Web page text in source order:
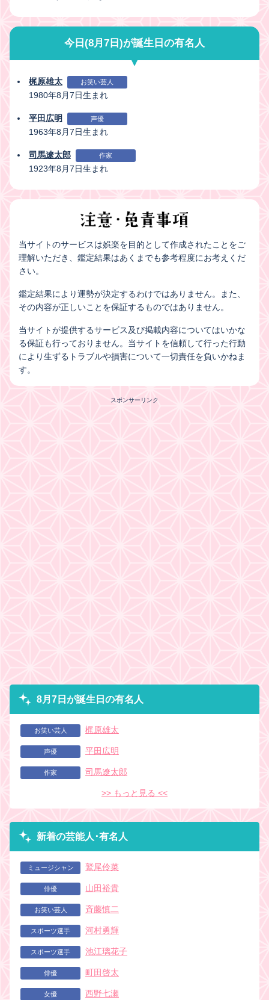
今日(8月7日)が誕生日の有名人
梶原雄太 お笑い芸人
1980年8月7日生まれ
平田広明 声優
1963年8月7日生まれ
司馬遼太郎 作家
1923年8月7日生まれ
当サイトのサービスは娯楽を目的として作成されたことをご
理解いただき、鑑定結果はあくまでも参考程度にお考えくだ
さい。
鑑定結果により運勢が決定するわけではありません。また、
その内容が正しいことを保証するものではありません。
当サイトが提供するサービス及び掲載内容についてはいかな
る保証も行っておりません。当サイトを信頼して行った行動
により生ずるトラブルや損害について一切責任を負いかねま
す。
スポンサーリンク
8月7日が誕生日の有名人
お笑い芸人 梶原雄太
声優 平田広明
作家 司馬遼太郎
>> もっと見る <<
新着の芸能人･有名人
ミュージシャン 鷲尾伶菜
俳優 山田裕貴
お笑い芸人 斉藤慎二
スポーツ選手 河村勇輝
スポーツ選手 池江璃花子
俳優 町田啓太
女優 西野七瀬